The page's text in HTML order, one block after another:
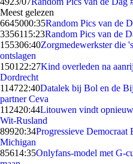
Meest gelezen
6645000:35Random Pics van de
3356115:23Random Pics van de
155306:40Zorgmedewerkster die
ontslagen
1501 22:27Kind overleden na
Dordrecht
114722:40Datalek bij Bol en de
partner Ceva
112420:44Litouwen vindt
Wit-Rusland
89920:34Progressieve
Michigan
85614:35Onlyfans-model met G-